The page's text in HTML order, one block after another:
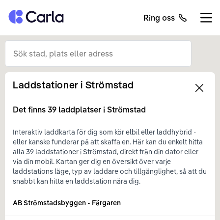
Tillbaka till startsidan Ring oss
Left
Laddstationer i Strömstad
Det finns 39 laddplatser i Strömstad
Interaktiv laddkarta för dig som kör elbil eller laddhybrid -
eller kanske funderar på att skaffa en. Här kan du enkelt hitta
alla 39 laddstationer i Strömstad, direkt från din dator eller
via din mobil. Kartan ger dig en översikt över varje
laddstations läge, typ av laddare och tillgänglighet, så att du
snabbt kan hitta en laddstation nära dig.
AB Strömstadsbyggen - Färgaren